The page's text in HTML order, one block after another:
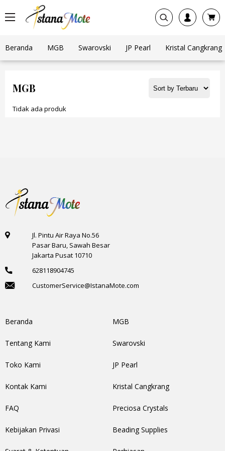
Beranda MGB Swarovski JP Pearl Kristal Cangkrang
MGB
Tidak ada produk
Jl. Pintu Air Raya No.56
Pasar Baru, Sawah Besar
Jakarta Pusat 10710
628118904745
CustomerService@IstanaMote.com
Beranda
Tentang Kami
Toko Kami
Kontak Kami
FAQ
Kebijakan Privasi
MGB
Swarovski
JP Pearl
Kristal Cangkrang
Preciosa Crystals
Beading Supplies